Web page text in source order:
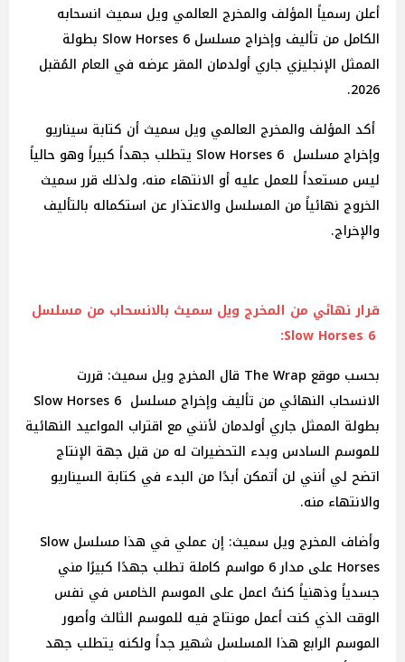
أعلن رسمياً المؤلف والمخرج العالمي ويل سميث انسحابه
الكامل من تأليف وإخراج مسلسل 6 Slow Horses بطولة
الممثل الإنجليزي جاري أولدمان المقر عرضه في العام المُقبل
2026.
أكد المؤلف والمخرج العالمي ويل سميث أن كتابة سيناريو
وإخراج مسلسل 6 Slow Horses يتطلب جهداً كبيراً وهو حالياً
ليس مستعداً للعمل عليه أو الانتهاء منه، ولذلك قرر سميث
الخروج نهائياً من المسلسل والاعتذار عن استكماله بالتأليف
والإخراج.
قرار نهائي من المخرج ويل سميث بالانسحاب من مسلسل
بحسب موقع The Wrap قال المخرج ويل سميث: قررت
الانسحاب النهائي من تأليف وإخراج مسلسل 6 Slow Horses
بطولة الممثل جاري أولدمان لأنني مع اقتراب المواعيد النهائية
للموسم السادس وبدء التحضيرات له من قبل جهة الإنتاج
اتضح لي أنني لن أتمكن أبدًا من البدء في كتابة السيناريو
والانتهاء منه.
وأضاف المخرج ويل سميث: إن عملي في هذا مسلسل Slow
Horses على مدار 6 مواسم كاملة تطلب جهدًا كبيرًا مني
جسدياً وذهنياً كنتُ اعمل على الموسم الخامس في نفس
الوقت الذي كنت أعمل مونتاج فيه للموسم الثالث وأصور
الموسم الرابع هذا المسلسل شهير جداً ولكنه يتطلب جهد